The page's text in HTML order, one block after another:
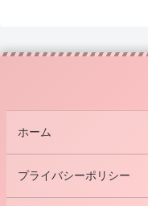
ホーム
プライバシーポリシー